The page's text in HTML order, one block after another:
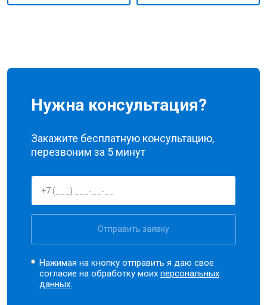
Нужна консультация?
Закажите бесплатную консультацию,
перезвоним за 5 минут
Отправить заявку
Нажимая на кнопку отправить я даю свое
согласие на обработку моихперсональных
данных.